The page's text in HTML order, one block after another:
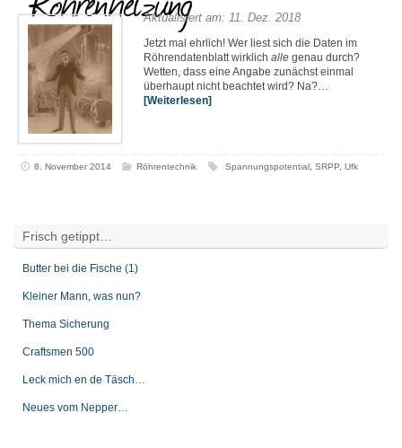
Aktualisiert am: 11. Dez. 2018
Jetzt mal ehrlich! Wer liest sich die Daten im
Röhrendatenblatt wirklich alle genau durch?
Wetten, dass eine Angabe zunächst einmal
überhaupt nicht beachtet wird? Na?…
[Weiterlesen]
8. November 2014 Röhrentechnik Spannungspotential, SRPP, Ufk
Frisch getippt…
Butter bei die Fische (1)
Kleiner Mann, was nun?
Thema Sicherung
Craftsmen 500
Leck mich en de Täsch…
Neues vom Nepper…